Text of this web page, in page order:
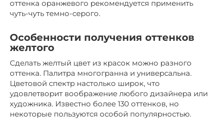
оттенка оранжевого рекомендуется применить
чуть-чуть темно-серого.
Особенности получения оттенков
желтого
Сделать желтый цвет из красок можно разного
оттенка. Палитра многогранна и универсальна.
Цветовой спектр настолько широк, что
удовлетворит воображение любого дизайнера или
художника. Известно более 130 оттенков, но
некоторые пользуются особой популярностью.